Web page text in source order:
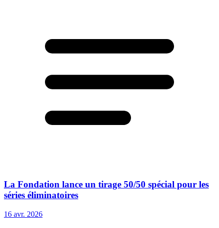
La Fondation lance un tirage 50/50 spécial pour les
séries éliminatoires
16 avr. 2026